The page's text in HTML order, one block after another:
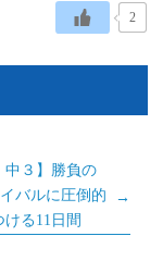
2
中３】勝負の
バルに圧倒的
ける11日間